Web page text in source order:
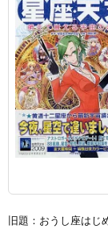
旧題：おうし座はじ